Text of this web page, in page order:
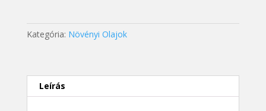
Bio
50
Kategória: Növényi Olajok
Leírás